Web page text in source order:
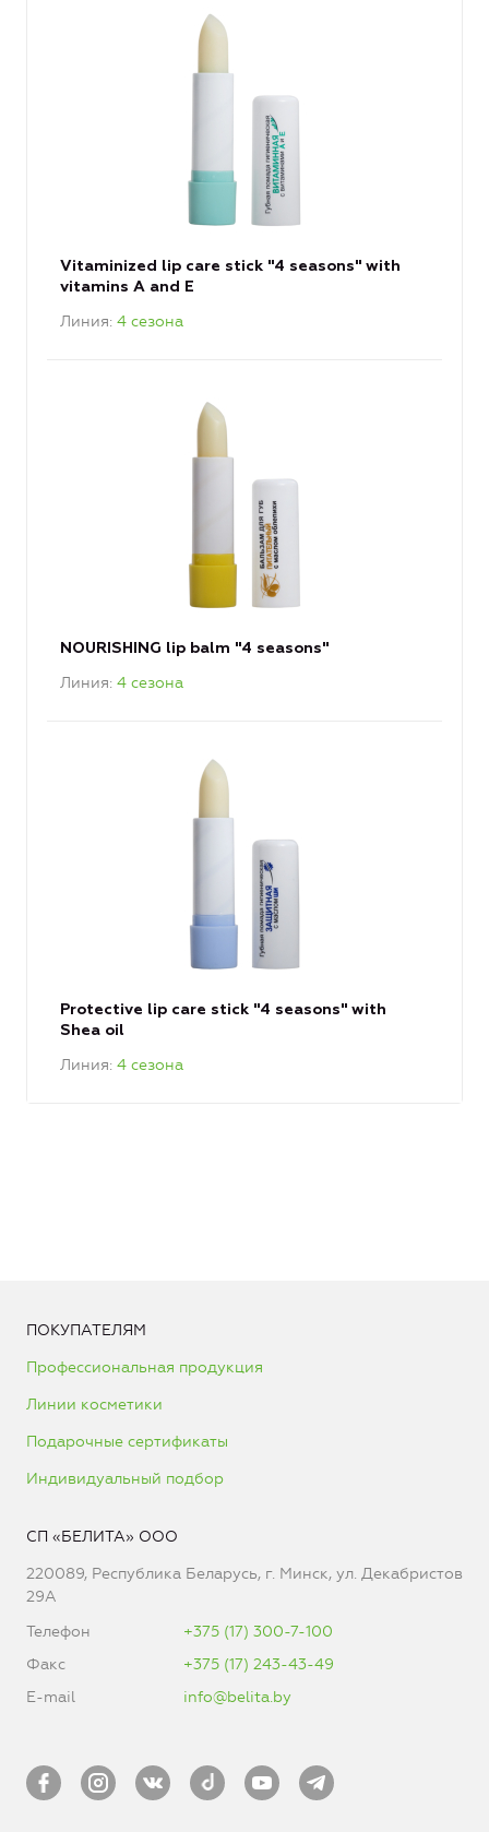
Vitaminized lip care stick "4 seasons" with
vitamins A and E
Линия 4 сезона
NOURISHING lip balm "4 seasons"
Линия 4 сезона
Protective lip care stick "4 seasons" with
Shea oil
Линия 4 сезона
ПОКУПАТЕЛЯМ
Профессиональная продукция
Линии косметики
Подарочные сертификаты
Индивидуальный подбор
СП «БЕЛИТА» ООО
220089, Республика Беларусь, г. Минск, ул. Декабристов
29А
Телефон
+375 (17) 300-7-100
Факс
+375 (17) 243-43-49
E-mail
info@belita.by